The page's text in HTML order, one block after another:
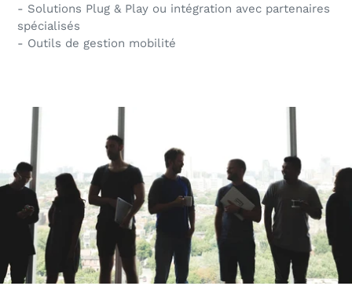
- Solutions Plug & Play ou intégration avec partenaires
spécialisés
- Outils de gestion mobilité